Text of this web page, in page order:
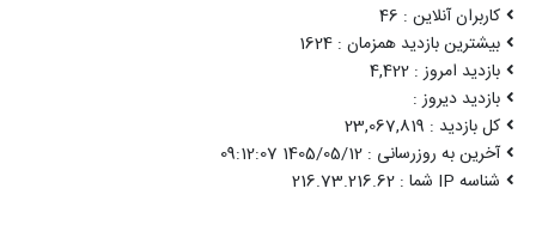
کاربران آنلاین : 46
بیشترین بازدید همزمان : 1624
بازدید امروز : 4,422
بازدید دیروز :
کل بازدید : 23,067,819
آخرین به روزرسانی : 1405/05/12 09:12:07
شناسه IP شما : 216.73.216.62